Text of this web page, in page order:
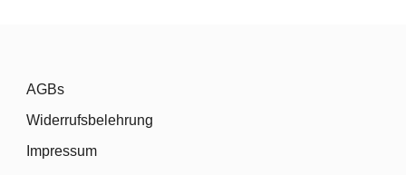
AGBs
Widerrufsbelehrung
Impressum